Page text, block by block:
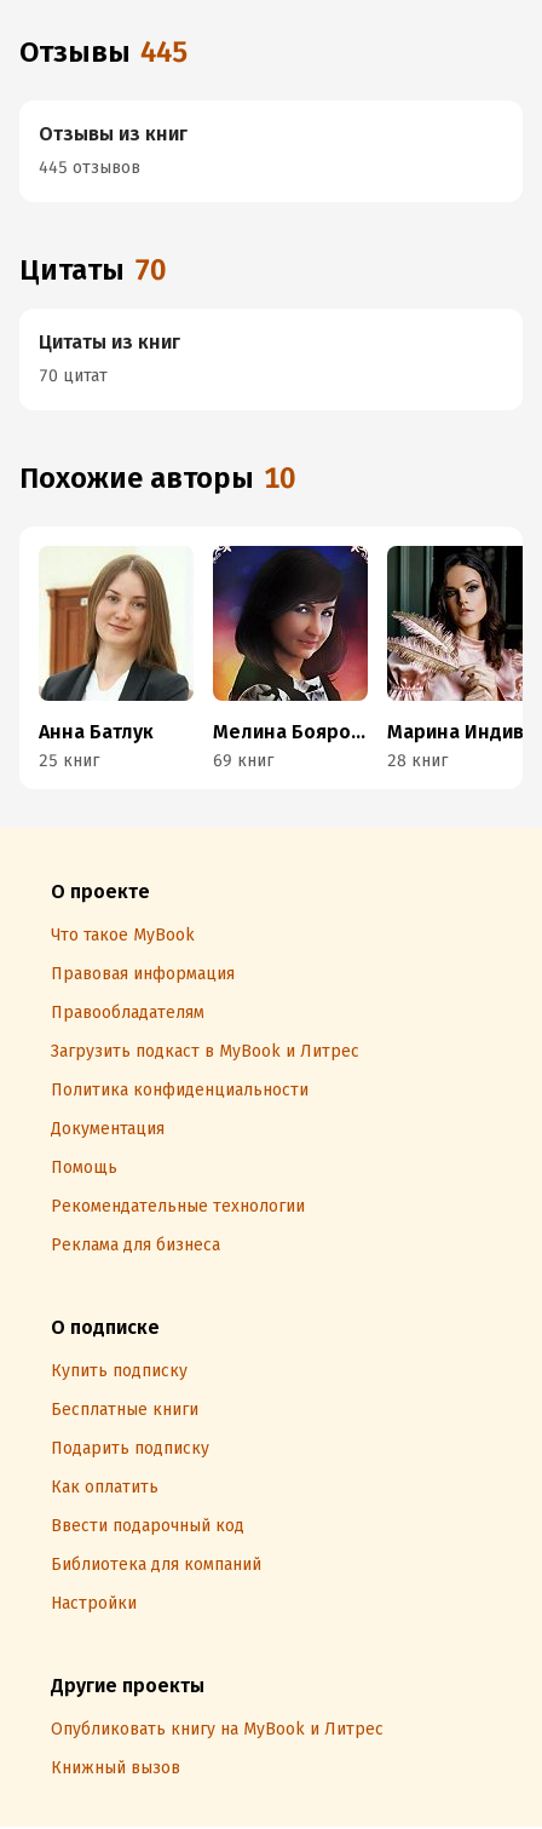
Отзывы 445
Отзывы из книг
445 отзывов
Цитаты 70
Цитаты из книг
70 цитат
Похожие авторы 10
Анна Батлук
25 книг
Мелина Боярова
69 книг
Марина Индиви
28 книг
О проекте
Что такое MyBook
Правовая информация
Правообладателям
Загрузить подкаст в MyBook и Литрес
Политика конфиденциальности
Документация
Помощь
Рекомендательные технологии
Реклама для бизнеса
О подписке
Купить подписку
Бесплатные книги
Подарить подписку
Как оплатить
Ввести подарочный код
Библиотека для компаний
Настройки
Другие проекты
Опубликовать книгу на MyBook и Литрес
Книжный вызов